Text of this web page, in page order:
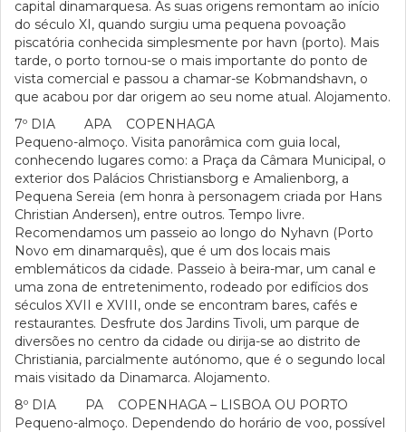
capital dinamarquesa. As suas origens remontam ao início
do século XI, quando surgiu uma pequena povoação
piscatória conhecida simplesmente por havn (porto). Mais
tarde, o porto tornou-se o mais importante do ponto de
vista comercial e passou a chamar-se Kobmandshavn, o
que acabou por dar origem ao seu nome atual. Alojamento.
7º DIA APA COPENHAGA
Pequeno-almoço. Visita panorâmica com guia local,
conhecendo lugares como: a Praça da Câmara Municipal, o
exterior dos Palácios Christiansborg e Amalienborg, a
Pequena Sereia (em honra à personagem criada por Hans
Christian Andersen), entre outros. Tempo livre.
Recomendamos um passeio ao longo do Nyhavn (Porto
Novo em dinamarquês), que é um dos locais mais
emblemáticos da cidade. Passeio à beira-mar, um canal e
uma zona de entretenimento, rodeado por edifícios dos
séculos XVII e XVIII, onde se encontram bares, cafés e
restaurantes. Desfrute dos Jardins Tivoli, um parque de
diversões no centro da cidade ou dirija-se ao distrito de
Christiania, parcialmente autónomo, que é o segundo local
mais visitado da Dinamarca. Alojamento.
8º DIA PA COPENHAGA – LISBOA OU PORTO
Pequeno-almoço. Dependendo do horário de voo, possível